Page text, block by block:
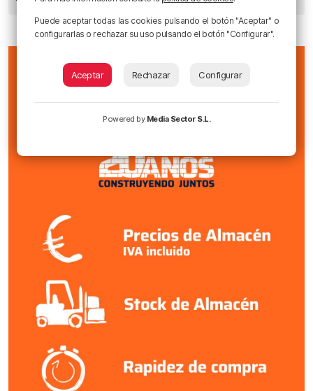
Puede aceptar todas las cookies pulsando el botón "Aceptar" o
configurarlas o rechazar su uso pulsando el botón "Configurar".
Aceptar Rechazar Configurar
Powered by Media Sector S.L.